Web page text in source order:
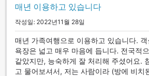
매년 이용하고 있습니다
작성일: 2022년11월 28일
매년 가족여행으로 이용하고 있습니다.
욕장은 넓고 매우 마음에 듭니다. 전국적
같았지만, 능숙하게 잘 처리해 주셨어요.
고 물어보셔서, 저는 사람이라 (방에 비치